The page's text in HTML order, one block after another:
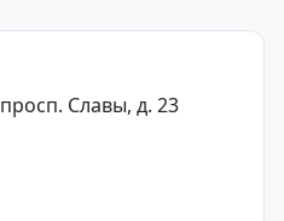
Славы, д. 23